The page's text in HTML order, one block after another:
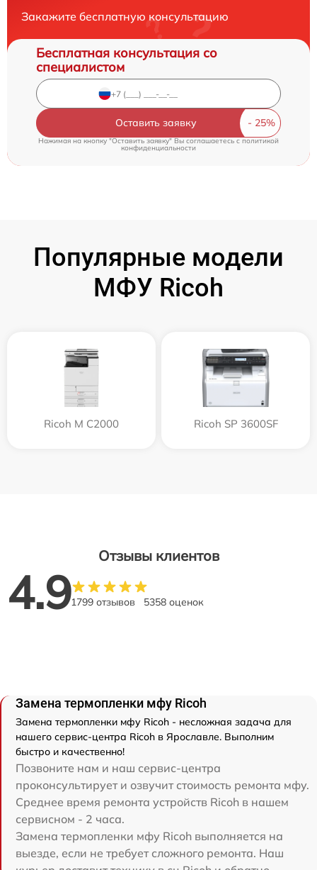
Закажите бесплатную консультацию
Бесплатная консультация со
специалистом
Оставить заявку
Нажимая на кнопку "Оставить заявку" Вы соглашаетесь c политикой
конфиденциальности
Популярные модели
МФУ Ricoh
Ricoh M C2000 Ricoh SP 3600SF
Отзывы клиентов
4.91799 отзывов 5358 оценок
Замена термопленки мфу Ricoh
Замена термопленки мфу Ricoh - несложная задача для
нашего сервис-центра Ricoh в Ярославле. Выполним
быстро и качественно!
Позвоните нам и наш сервис-центра
проконсультирует и озвучит стоимость ремонта мфу.
Среднее время ремонта устройств Ricoh в нашем
сервисном - 2 часа.
Замена термопленки мфу Ricoh выполняется на
выезде, если не требует сложного ремонта. Наш